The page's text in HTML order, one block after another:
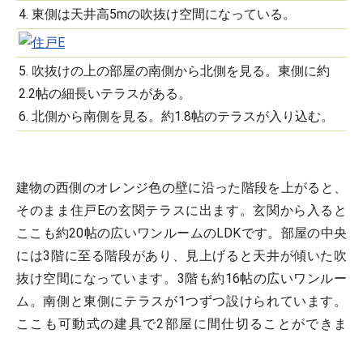
4. 東側は天井高5mの吹抜け空間になっている。
5. 吹抜けの上の部屋の南側から北側を見る。東側に約
2.2帖の細長いテラスがある。
6. 北側から南側を見る。約1.8帖のテラスが入り込む。
建物の西側のオレンジ色の壁に沿った階段を上がると、
そのまま住戸Eの玄関テラスに出ます。玄関から入ると
ここも約20帖の広いワンルームのLDKです。部屋の中央
には3階に至る階段があり、見上げると天井が傾いた吹
抜け空間になっています。3階も約16帖の広いワンルー
ム。南側と東側にテラスが1つずつ設けられています。
ここも可動式の建具で2部屋に間仕切ることができま